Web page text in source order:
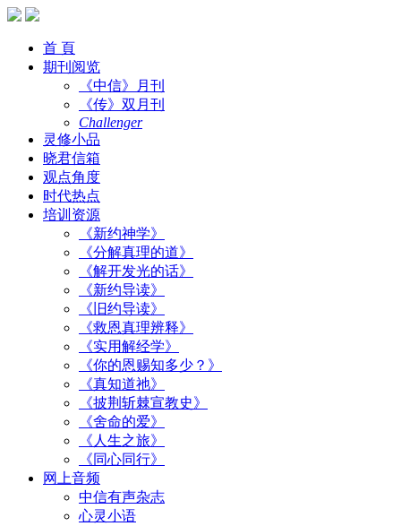
首 頁
期刊阅览
《中信》月刊
《传》双月刊
Challenger
灵修小品
晓君信箱
观点角度
时代热点
培训资源
《新约神学》
《分解真理的道》
《解开发光的话》
《新约导读》
《旧约导读》
《救恩真理辨释》
《实用解经学》
《你的恩赐知多少？》
《真知道祂》
《披荆斩棘宣教史》
《舍命的爱》
《人生之旅》
《同心同行》
网上音频
中信有声杂志
心灵小语